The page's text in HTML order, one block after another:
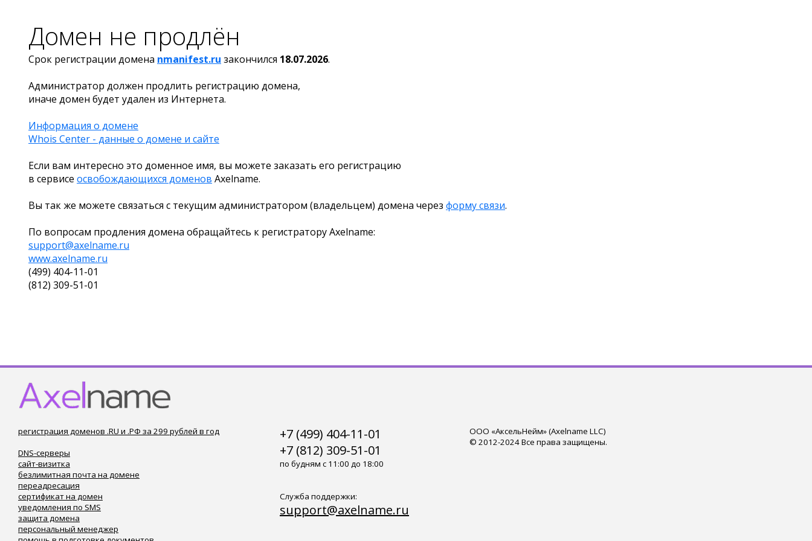
Домен не продлён
Срок регистрации домена nmanifest.ru закончился 18.07.2026.
Администратор должен продлить регистрацию домена,
иначе домен будет удален из Интернета.
Информация о домене
Whois Center - данные о домене и сайте
Если вам интересно это доменное имя, вы можете заказать его регистрацию
в сервисе освобождающихся доменов Axelname.
Вы так же можете связаться с текущим администратором (владельцем) домена через форму связи.
По вопросам продления домена обращайтесь к регистратору Axelname:
support@axelname.ru
www.axelname.ru
(499) 404-11-01
(812) 309-51-01
регистрация доменов .RU и .РФ за 299 рублей в год
DNS-серверы
сайт-визитка
безлимитная почта на домене
переадресация
сертификат на домен
уведомления по SMS
защита домена
персональный менеджер
+7 (499) 404-11-01
+7 (812) 309-51-01
по будням с 11:00 до 18:00
Служба поддержки:
support@axelname.ru
ООО «АксельНейм» (Axelname LLC)
© 2012-2024 Все права защищены.